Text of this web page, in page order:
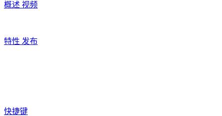
概述 视频
特性 发布
快捷键